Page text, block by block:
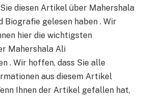
diesen Artikel über Mahershala
Biografie gelesen haben . Wir
hier die wichtigsten
Mahershala Ali
. Wir hoffen, dass Sie alle
aus diesem Artikel
Ihnen der Artikel gefallen hat,